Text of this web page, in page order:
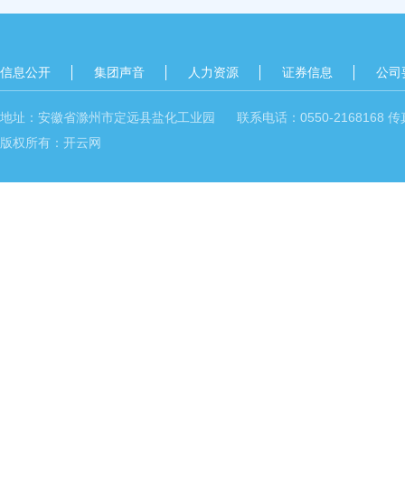
信息公开 集团声音 人力资源 证券信息 公司
地址：安徽省滁州市定远县盐化工业园 联系电话：0550-2168168
版权所有：开云网